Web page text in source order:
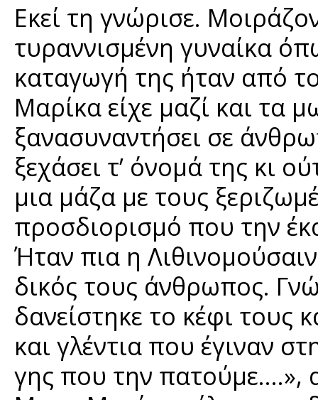
Εκεί τη γνώρισε.
τυραννισμένη γυναίκα
καταγωγή της ήταν από
Μαρίκα είχε μαζί και τα
ξανασυναντήσει σε
ξεχάσει τ’ όνομά της κι
μια μάζα με τους
προσδιορισμό που την
Ήταν πια η
δικός τους άνθρωπος.
δανείστηκε το κέφι τους
και γλέντια που έγιναν
γης που την πατούμε….»,